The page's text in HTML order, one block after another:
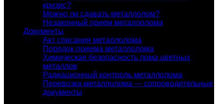
кризис?
Можно ли сдавать металлолом?
Незаконный прием металлолома
Документы
Акт списания металлолома
Порядок приема металлолома
Химическая безопасность лома цветных
металлов
Радиационный контроль металлолома
Перевозка металлолома — сопроводительные
документы